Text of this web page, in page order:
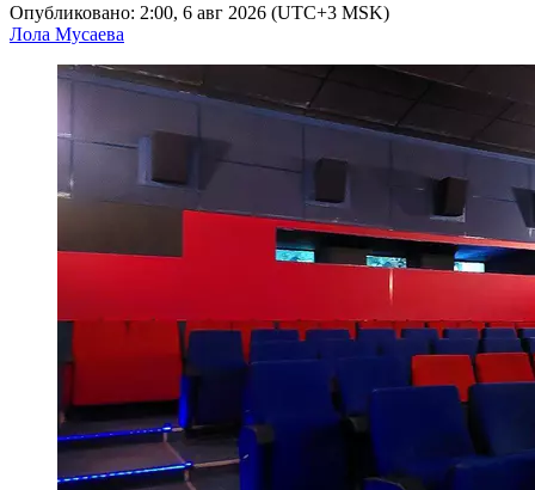
Опубликовано: 2:00, 6 авг 2026 (UTC+3 MSK)
Лола Мусаева